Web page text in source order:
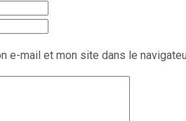
e-mail et mon site dans le